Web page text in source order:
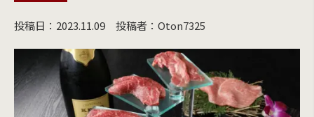
投稿日：2023.11.09 投稿者：Oton7325